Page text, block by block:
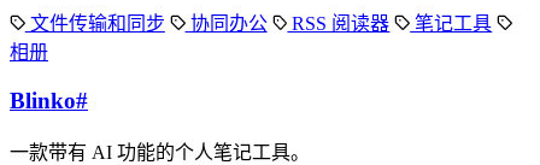
文件传输和同步 协同办公 RSS 阅读器
笔记工具
相册
Blinko#
一款带有 AI 功能的个人笔记工具。